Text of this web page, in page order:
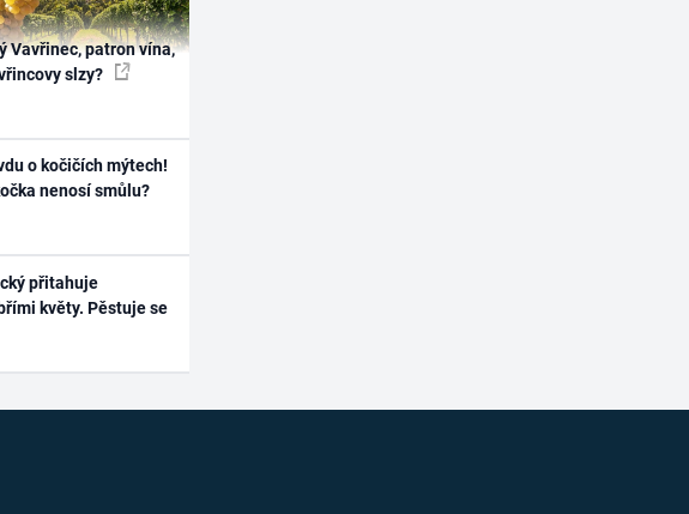
Vavřinec, patron vína,
slzy?
o kočičích mýtech!
nenosí smůlu?
přitahuje
květy. Pěstuje se